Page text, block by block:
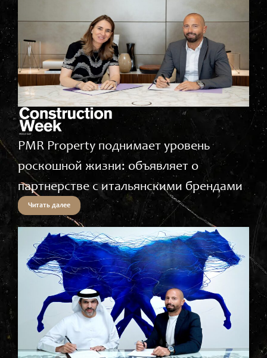
PMR Property поднимает уровень
роскошной жизни: объявляет о
партнерстве с итальянскими брендами
Читать далее